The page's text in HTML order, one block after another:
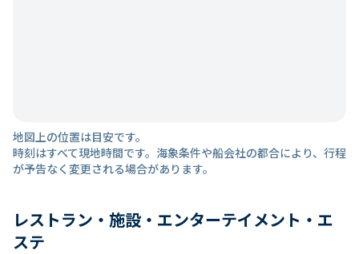
地図上の位置は目安です。
時刻はすべて現地時間です。海象条件や船会社の都合により、行程
が予告なく変更される場合があります。
レストラン・施設・エンターテイメント・エ
ステ